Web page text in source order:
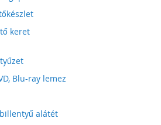
keret
Blu-ray lemez
alátét